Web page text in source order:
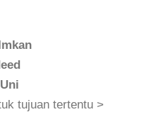
Imkan
Uni
tujuan tertentu >